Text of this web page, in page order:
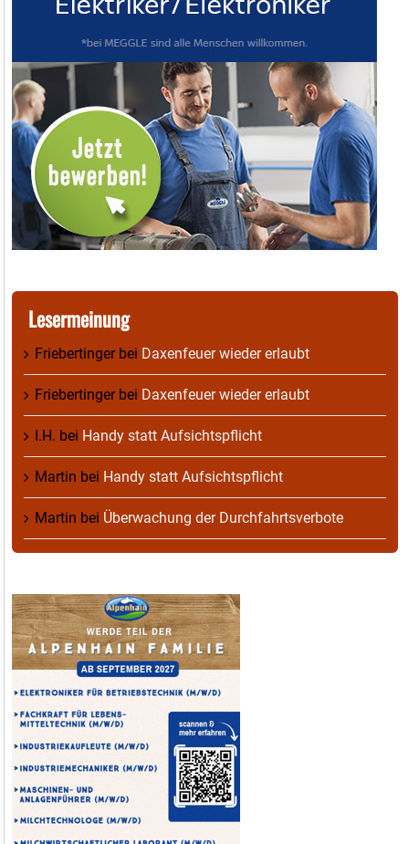
Lesermeinung
Friebertingerbei Daxenfeuer wieder erlaubt
Friebertingerbei Daxenfeuer wieder erlaubt
I.H. bei Handy statt Aufsichtspflicht
Martin bei Handy statt Aufsichtspflicht
Martin bei Überwachung der Durchfahrtsverbote